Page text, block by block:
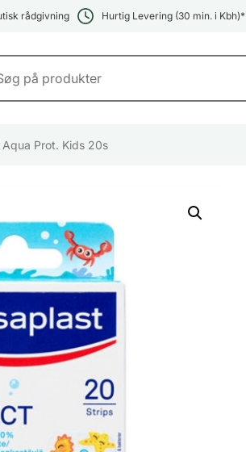
rådgivning Hurtig Levering (30 min. i Kbh)*
Aqua Prot. Kids 20s